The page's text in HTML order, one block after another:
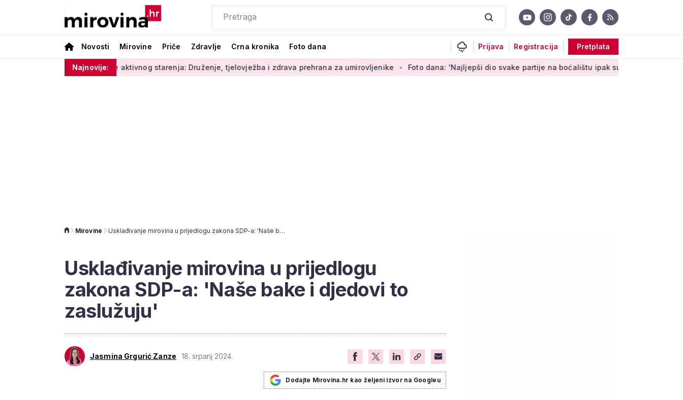
Novosti Mirovine Priče Zdravlje Crna kronika Foto dana Prijava Registracija Pretplata
Najnovije:
Radionice aktivnog starenja: Druženje, tjelovježba i zdrava prehrana za umirovljenike Foto dana: 'Najljepši dio svake partije na boćalištu ipak su zajednički trenuci'
Mirovine Usklađivanje mirovina u prijedlogu zakona SDP-a: 'Naše bake i djedovi to zaslužuju'
Usklađivanje mirovina u prijedlogu
zakona SDP-a: 'Naše bake i djedovi to
zaslužuju'
Jasmina Grgurić Zanze 18. srpanj 2024.
Dodajte Mirovina.hr kao željeni izvor na Googleu